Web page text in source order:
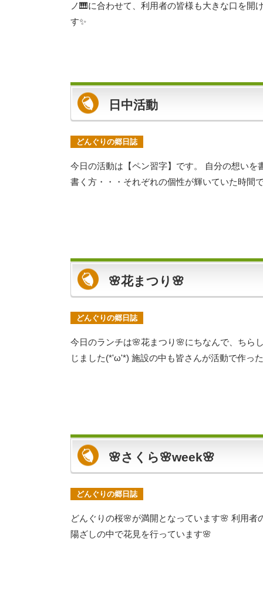
ノ🎹に合わせて、利用者の皆様も大きな口を開
す✨
日中活動
どんぐりの郷日誌
今日の活動は【ペン習字】です。 自分の想い
書く方・・・それぞれの個性が輝いていた時間
🌸花まつり🌸
どんぐりの郷日誌
今日のランチは🌸花まつり🌸にちなんで、ちら
じました(*'ω'*) 施設の中も皆さんが活動で作っ
🌸さくら🌸week🌸
どんぐりの郷日誌
どんぐりの桜🌸が満開となっています🌸 利用
陽ざしの中で花見を行っています🌸